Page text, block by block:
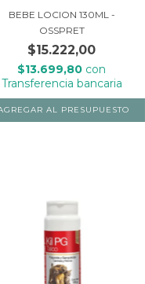
BEBE LOCION 130ML -
OSSPRET
$15.222,00
$13.699,80 con
Transferencia bancaria